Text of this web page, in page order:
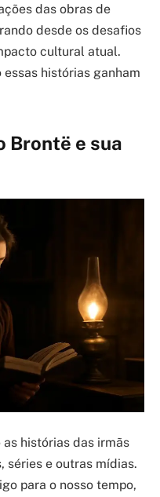
das obras de
desde os desafios
cultural atual.
histórias ganham
Brontë e sua
as histórias das irmãs
séries e outras mídias.
para o nosso tempo,